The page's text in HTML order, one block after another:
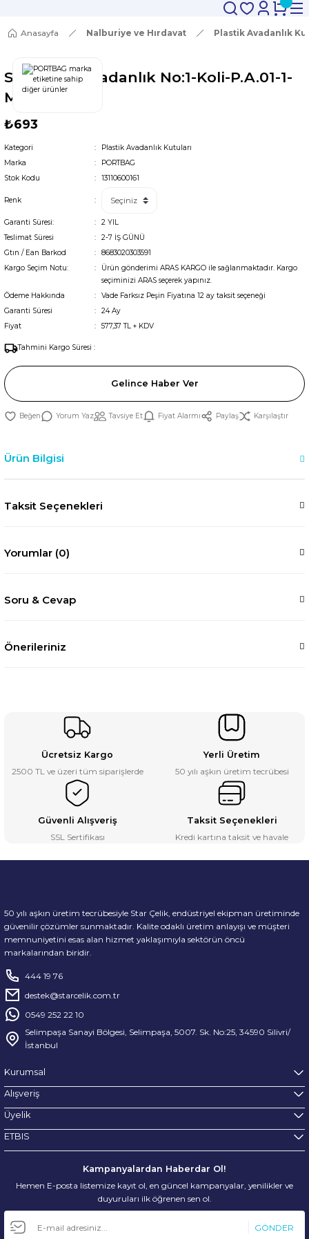
Anasayfa Nalburiye ve Hırdavat Plastik Avadanlık
Star Çelik Avadanlık No:1-Koli-P.A.01-1-
Mavi
₺693
Kategori
Plastik Avadanlık Kutuları
Marka
PORTBAG
Stok Kodu
13110600161
Renk
Garanti Süresi:
2 YIL
Teslimat Süresi
2-7 İŞ GÜNÜ
Gtın / Ean Barkod
8683020303591
Kargo Seçim Notu:
Ürün gönderimi ARAS KARGO ile sağlanmaktadır. Kargo
seçiminizi ARAS seçerek yapınız.
Ödeme Hakkında
Vade Farksız Peşin Fiyatına 12 ay taksit seçeneği
Garanti Süresi
24 Ay
Fiyat
577,37 TL + KDV
Tahmini Kargo Süresi :
Gelince Haber Ver
Yorum Yaz Tavsiye Et Fiyat Alarmı Paylaş Karşılaştır
Ürün Bilgisi
Taksit Seçenekleri
Yorumlar (0)
Soru & Cevap
Önerileriniz
Ücretsiz Kargo
2500 TL ve üzeri tüm siparişlerde
Yerli Üretim
50 yılı aşkın üretim tecrübesi
Güvenli Alışveriş
SSL Sertifikası
Taksit Seçenekleri
Kredi kartına taksit ve havale
50 yılı aşkın üretim tecrübesiyle Star Çelik, endüstriyel ekipman üretiminde
güvenilir çözümler sunmaktadır. Kalite odaklı üretim anlayışı ve müşteri
memnuniyetini esas alan hizmet yaklaşımıyla sektörün öncü
markalarından biridir.
444 19 76
destek@starcelik.com.tr
0549 252 22 10
Selimpaşa Sanayi Bölgesi, Selimpaşa, 5007. Sk. No:25, 34590 Silivri/
İstanbul
Kurumsal
Alışveriş
Üyelik
ETBIS
Kampanyalardan Haberdar Ol!
Hemen E-posta listemize kayıt ol, en güncel kampanyalar, yenilikler ve
duyuruları ilk öğrenen sen ol.
GÖNDER